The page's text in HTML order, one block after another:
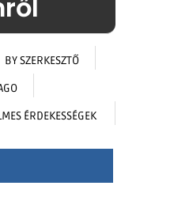
BYSZERKESZTŐ
ÉRDEKESSÉGEK